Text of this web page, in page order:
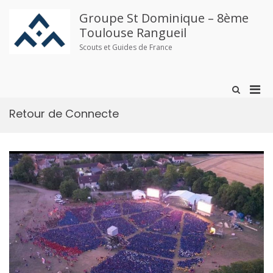
contenu
Groupe St Dominique – 8ème
Toulouse Rangueil
Scouts et Guides de France
Afficher
Retour de Connecte